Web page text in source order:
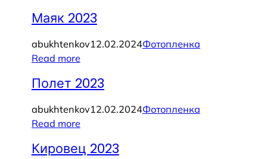
Маяк 2023
abukhtenkov12.02.2024Фотопленка
Read more
Полет 2023
abukhtenkov12.02.2024Фотопленка
Read more
Кировец 2023